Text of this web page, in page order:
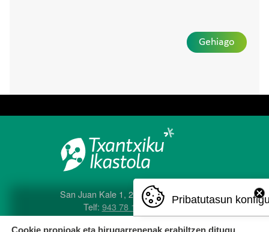
Gehiago
San Juan Kale 1, 20560 Oñati
Telf: 943 78 12 04
e-posta:txantxiku@ikastola.eus
Pribatutasun
Cookie propioak eta hirugarrenenak erabiltzen ditugu